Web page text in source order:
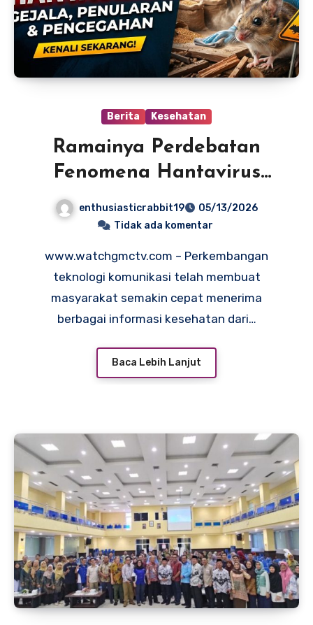
Berita Kesehatan
Ramainya Perdebatan
Fenomena Hantavirus
Informasi Kesehatan di
Media Sosial
enthusiasticrabbit19
05/13/2026
Tidak ada komentar
www.watchgmctv.com – Perkembangan
teknologi komunikasi telah membuat
masyarakat semakin cepat menerima
berbagai informasi kesehatan dari…
Baca Lebih Lanjut